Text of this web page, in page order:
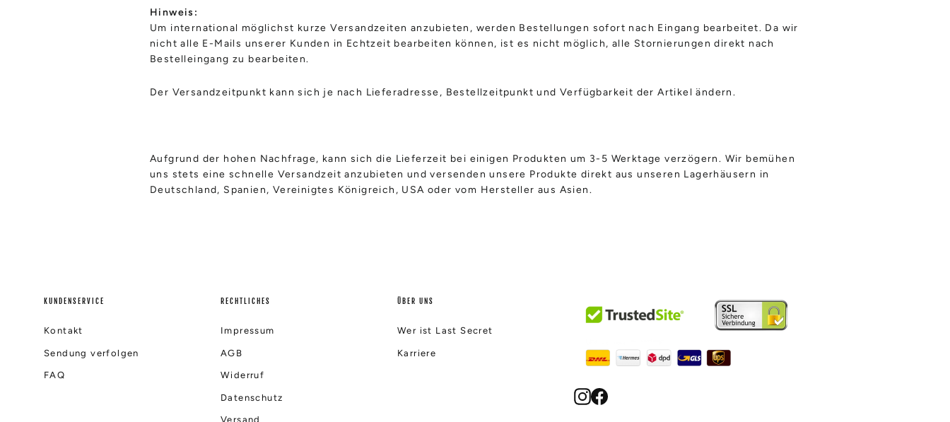
Hinweis:
Um international möglichst kurze Versandzeiten anzubieten, werden Bestellungen sofort nach Eingang bearbeitet. Da wir
nicht alle E-Mails unserer Kunden in Echtzeit bearbeiten können, ist es nicht möglich, alle Stornierungen direkt nach
Bestelleingang zu bearbeiten.
Der Versandzeitpunkt kann sich je nach Lieferadresse, Bestellzeitpunkt und Verfügbarkeit der Artikel ändern.
Aufgrund der hohen Nachfrage, kann sich die Lieferzeit bei einigen Produkten um 3-5 Werktage verzögern. Wir bemühen
uns stets eine schnelle Versandzeit anzubieten und versenden unsere Produkte direkt aus unseren Lagerhäusern in
Deutschland, Spanien, Vereinigtes Königreich, USA oder vom Hersteller aus Asien.
KUNDENSERVICE
Kontakt
Sendung verfolgen
FAQ
RECHTLICHES
Impressum
AGB
Widerruf
Datenschutz
Versand
ÜBER UNS
Wer ist Last Secret
Karriere
Instagram
Facebook